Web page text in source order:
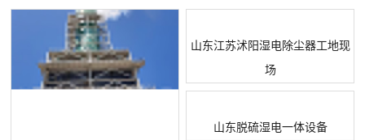
山东江苏沭阳湿电除尘器工地现
场
山东脱硫湿电一体设备